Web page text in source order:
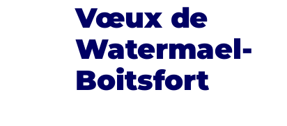
Vœux de
Watermael-
Boitsfort